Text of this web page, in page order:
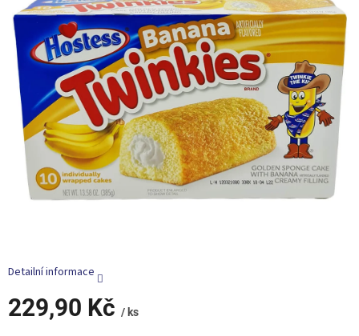
229,90 Kč / ks
Detailní informace